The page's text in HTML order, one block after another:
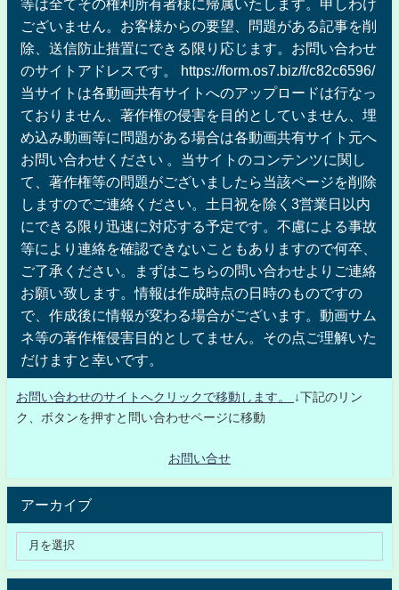
等は全てその権利所有者様に帰属いたします。申しわけ
ございません。お客様からの要望、問題がある記事を削
除、送信防止措置にできる限り応じます。お問い合わせ
のサイトアドレスです。 https://form.os7.biz/f/c82c6596/
当サイトは各動画共有サイトへのアップロードは行なっ
ておりません、著作権の侵害を目的としていません、埋
め込み動画等に問題がある場合は各動画共有サイト元へ
お問い合わせください 。当サイトのコンテンツに関し
て、著作権等の問題がございましたら当該ページを削除
しますのでご連絡ください。土日祝を除く3営業日以内
にできる限り迅速に対応する予定です。不慮による事故
等により連絡を確認できないこともありますので何卒、
ご了承ください。まずはこちらの問い合わせよりご連絡
お願い致します。情報は作成時点の日時のものですの
で、作成後に情報が変わる場合がございます。動画サム
ネ等の著作権侵害目的としてません。その点ご理解いた
だけますと幸いです。
お問い合わせのサイトへクリックで移動します。
↓下記のリン
ク、ボタンを押すと問い合わせページに移動
お問い合せ
アーカイブ